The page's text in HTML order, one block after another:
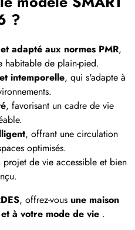
?
adapté aux normes PMR,
habitable de plain-pied.
intemporelle, qui s'adapte à
, favorisant un cadre de vie
, offrant une circulation
optimisés.
de vie accessible et bien
, offrez-vous une maison
à votre mode de vie .